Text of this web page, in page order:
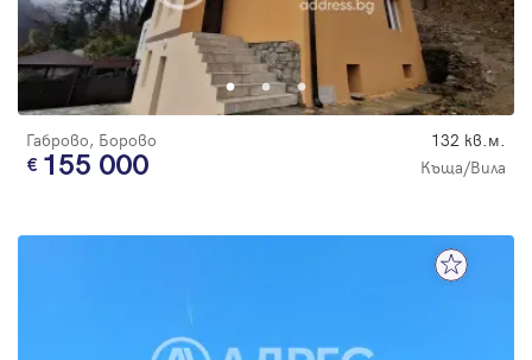
Габрово, Борово 132 кв.м.
155 000 Къща/Вила